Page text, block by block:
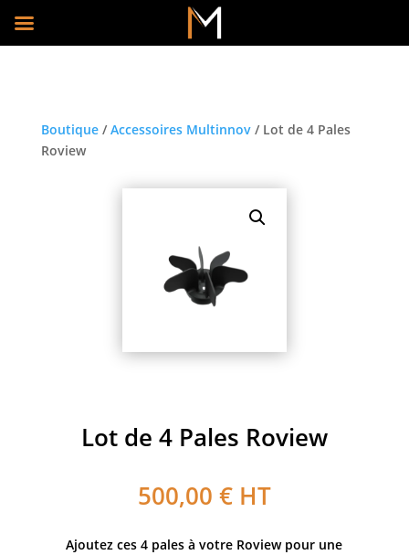
Boutique/Accessoires Multinnov/ Lot de 4 Pales
Roview
Lot de 4 Pales Roview
500,00 € HT
Ajoutez ces 4 pales à votre Roview pour une